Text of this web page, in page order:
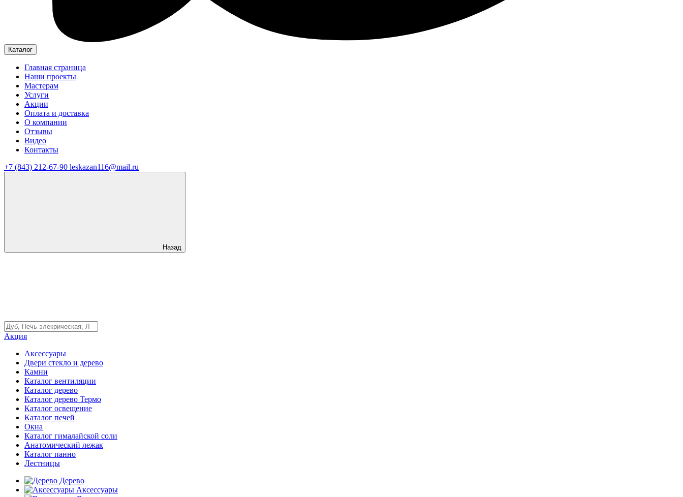
Каталог
Главная страница
Наши проекты
Мастерам
Услуги
Акции
Оплата и доставка
О компании
Отзывы
Видео
Контакты
+7 (843) 212-67-90 leskazan116@mail.ru
Назад
Акция
Аксессуары
Двери стекло и дерево
Камни
Каталог вентиляции
Каталог дерево
Каталог дерево Термо
Каталог освещение
Каталог печей
Окна
Каталог гималайской соли
Анатомический лежак
Каталог панно
Лестницы
Дерево
Аксессуары